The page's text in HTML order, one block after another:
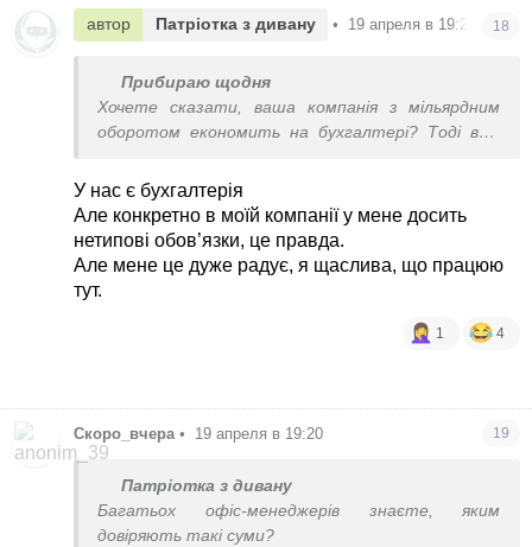
автор Патріотка з дивану • 19 апреля в 19:20 18
Прибираю щодня
Хочете сказати, ваша компанія з мільярдним
оборотом економить на бухгалтері? Тоді вам
людині дадуть більше
У нас є бухгалтерія
Але конкретно в моїй компанії у мене досить
нетипові обов’язки, це правда.
Але мене це дуже радує, я щаслива, що працюю
тут.
1 4
Скоро_вчера • 19 апреля в 19:20 19
Патріотка з дивану
Багатьох офіс-менеджерів знаєте, яким
довіряють такі суми?